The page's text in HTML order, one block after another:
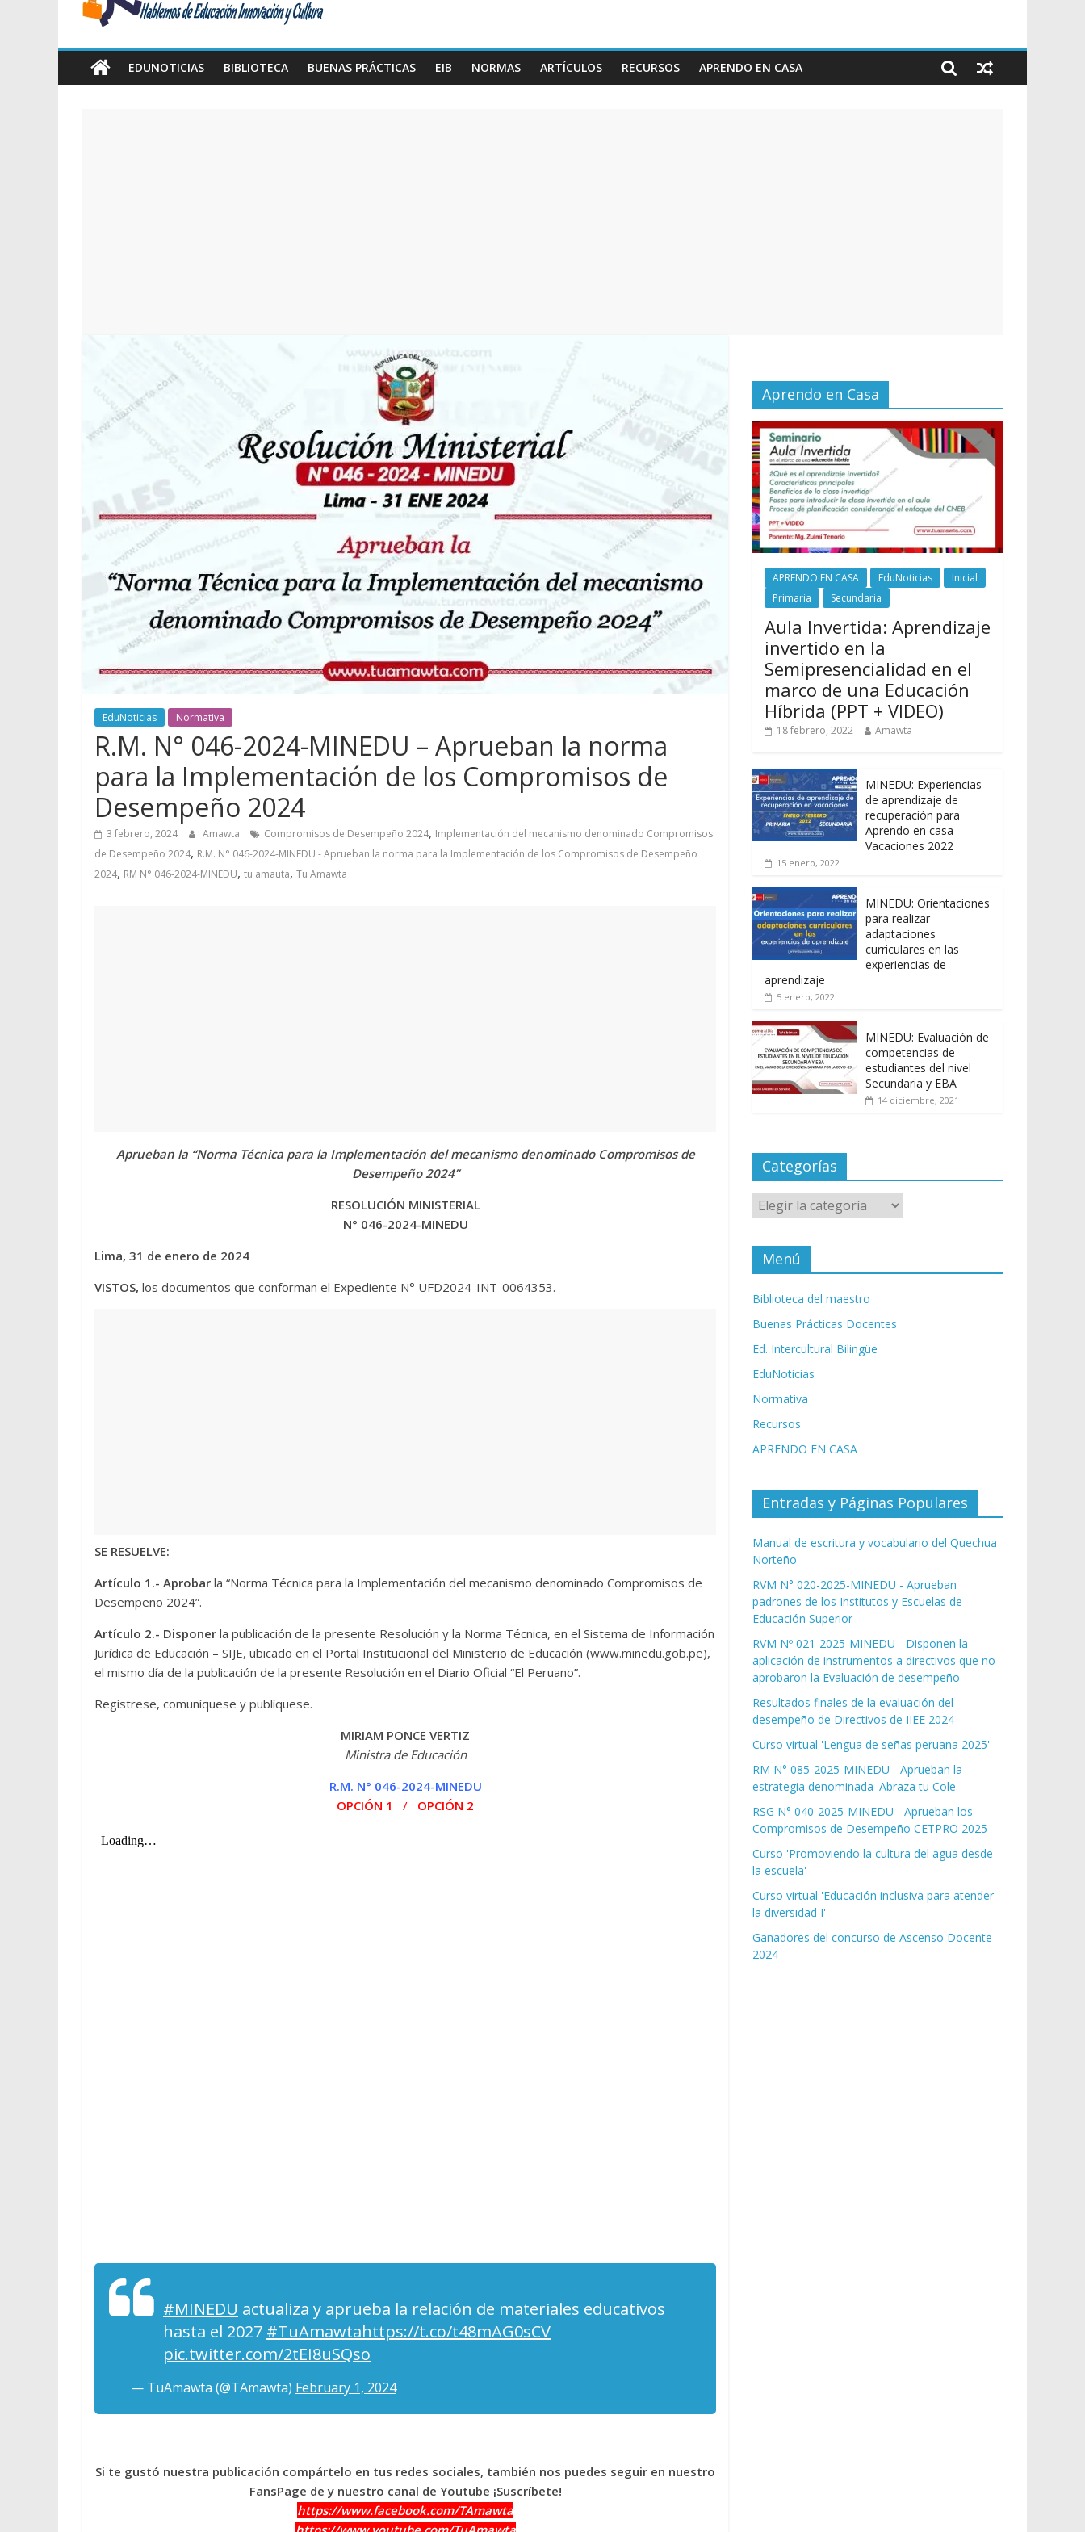
Educación,
EDUNOTICIAS BIBLIOTECA BUENAS PRÁCTICAS EIB NORMAS ARTÍCULOS RECURSOS APRENDO EN CASA
EduNoticias Normativa
R.M. N° 046-2024-MINEDU – Aprueban la norma
para la Implementación de los Compromisos de
Desempeño 2024
3 febrero, 2024 Amawta Compromisos de Desempeño 2024, Implementación del mecanismo denominado Compromisos
de Desempeño 2024, R.M. N° 046-2024-MINEDU - Aprueban la norma para la Implementación de los Compromisos de Desempeño
2024, RM N° 046-2024-MINEDU, tu amauta, Tu Amawta
Aprueban la “Norma Técnica para la Implementación del mecanismo denominado Compromisos de
Desempeño 2024”
RESOLUCIÓN MINISTERIAL
N° 046-2024-MINEDU
Lima, 31 de enero de 2024
VISTOS, los documentos que conforman el Expediente N° UFD2024-INT-0064353.
SE RESUELVE:
Artículo 1.- Aprobar la “Norma Técnica para la Implementación del mecanismo denominado Compromisos de
Desempeño 2024”.
Artículo 2.- Disponer la publicación de la presente Resolución y la Norma Técnica, en el Sistema de Información
Jurídica de Educación – SIJE, ubicado en el Portal Institucional del Ministerio de Educación (www.minedu.gob.pe),
el mismo día de la publicación de la presente Resolución en el Diario Oficial “El Peruano”.
Regístrese, comuníquese y publíquese.
MIRIAM PONCE VERTIZ
Ministra de Educación
R.M. N° 046-2024-MINEDU
OPCIÓN 1
/ OPCIÓN 2
#MINEDU actualiza y aprueba la relación de materiales educativos
hasta el 2027 #TuAmawtahttps://t.co/t48mAG0sCV
pic.twitter.com/2tEI8uSQso
— TuAmawta (@TAmawta) February 1, 2024
Si te gustó nuestra publicación compártelo en tus redes sociales, también nos puedes seguir en nuestro
FansPage de y nuestro canal de Youtube ¡Suscríbete!
https://www.facebook.com/TAmawta
Aprendo en Casa
APRENDO EN CASA EduNoticias
Inicial
Primaria
Secundaria
Aula Invertida: Aprendizaje
invertido en la
Semipresencialidad en el
marco de una Educación
Híbrida (PPT + VIDEO)
18 febrero, 2022 Amawta
MINEDU: Experiencias
de aprendizaje de
recuperación para
Aprendo en casa
Vacaciones 2022
15 enero, 2022
MINEDU: Orientaciones
para realizar
adaptaciones
curriculares en las
experiencias de
aprendizaje
5 enero, 2022
MINEDU: Evaluación de
competencias de
estudiantes del nivel
Secundaria y EBA
14 diciembre, 2021
Categorías
Categorías
Menú
Biblioteca del maestro
Buenas Prácticas Docentes
Ed. Intercultural Bilingüe
EduNoticias
Normativa
Recursos
APRENDO EN CASA
Entradas y Páginas Populares
Manual de escritura y vocabulario del Quechua
Norteño
RVM N° 020-2025-MINEDU - Aprueban
padrones de los Institutos y Escuelas de
Educación Superior
RVM Nº 021-2025-MINEDU - Disponen la
aplicación de instrumentos a directivos que no
aprobaron la Evaluación de desempeño
Resultados finales de la evaluación del
desempeño de Directivos de IIEE 2024
Curso virtual 'Lengua de señas peruana 2025'
RM N° 085-2025-MINEDU - Aprueban la
estrategia denominada 'Abraza tu Cole'
RSG N° 040-2025-MINEDU - Aprueban los
Compromisos de Desempeño CETPRO 2025
Curso 'Promoviendo la cultura del agua desde
la escuela'
Curso virtual 'Educación inclusiva para atender
la diversidad I'
Ganadores del concurso de Ascenso Docente
2024